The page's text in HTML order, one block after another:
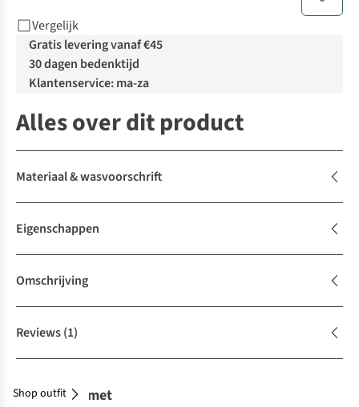
Vergelijk
Gratis levering vanaf €45
30 dagen bedenktijd
Klantenservice: ma-za
Alles over dit product
Materiaal & wasvoorschrift
Eigenschappen
Omschrijving
Reviews(1)
Combineer met
Shop outfit